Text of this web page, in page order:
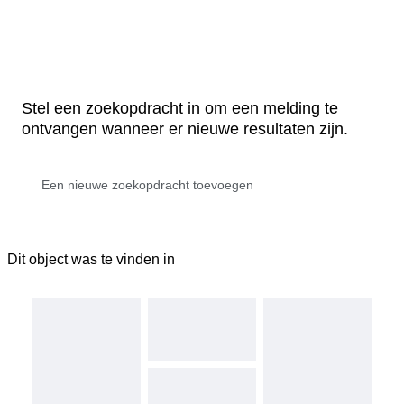
Stel een zoekopdracht in om een melding te
ontvangen wanneer er nieuwe resultaten zijn.
Dit object was te vinden in